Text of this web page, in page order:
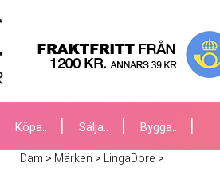
Köpa.. Sälja.. Bygga..
Dam > Märken > LingaDore >